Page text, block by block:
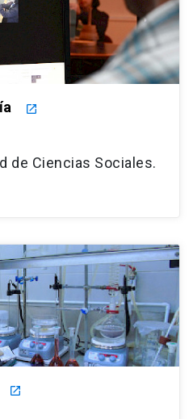
launch
de Ciencias Sociales.
launch